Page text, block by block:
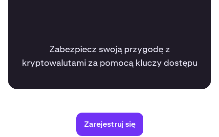
Zabezpiecz swoją przygodę z
kryptowalutami za pomocą kluczy dostępu
Zarejestruj się